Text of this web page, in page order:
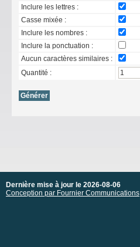
Inclure les lettres :
Casse mixée :
Inclure les nombres :
Inclure la ponctuation :
Aucun caractères similaires :
Quantité :
Dernière mise à jour le 2026-08-06
Conception par Fournier Communications